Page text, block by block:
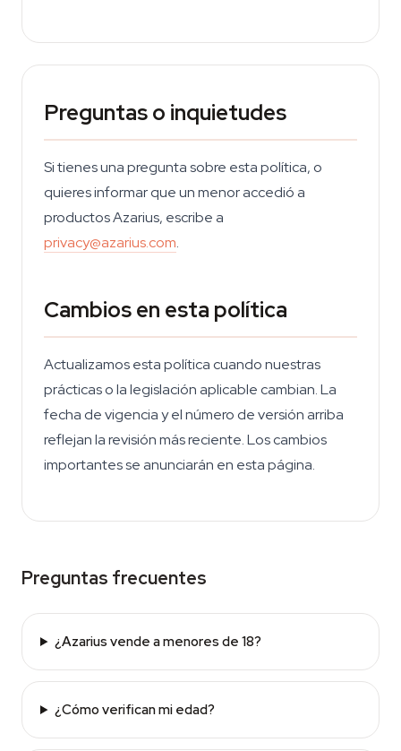
Preguntas o inquietudes
Si tienes una pregunta sobre esta política, o
quieres informar que un menor accedió a
productos Azarius, escribe a
privacy@azarius.com.
Cambios en esta política
Actualizamos esta política cuando nuestras
prácticas o la legislación aplicable cambian. La
fecha de vigencia y el número de versión arriba
reflejan la revisión más reciente. Los cambios
importantes se anunciarán en esta página.
Preguntas frecuentes
¿Azarius vende a menores de 18?
¿Cómo verifican mi edad?